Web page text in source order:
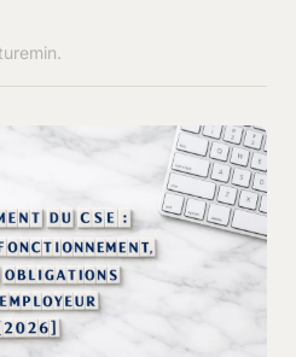
min.